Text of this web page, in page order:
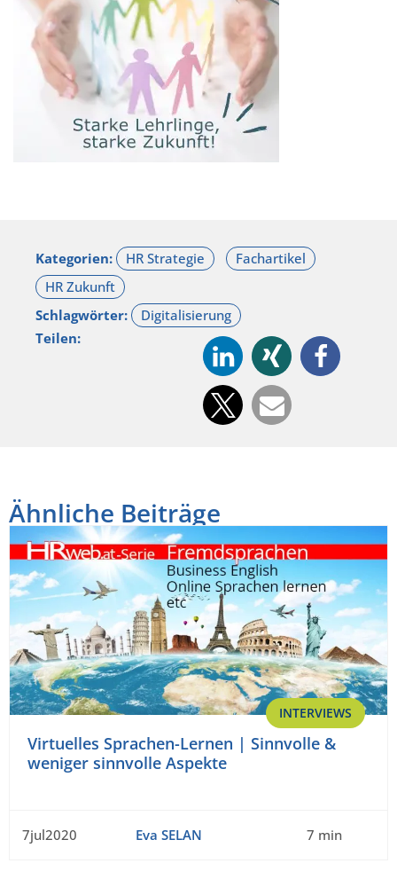
Kategorien:
Schlagwörter:
Teilen:
Ähnliche Beiträge
INTERVIEWS
Virtuelles Sprachen-Lernen | Sinnvolle &
weniger sinnvolle Aspekte
7jul2020 Eva SELAN 7 min